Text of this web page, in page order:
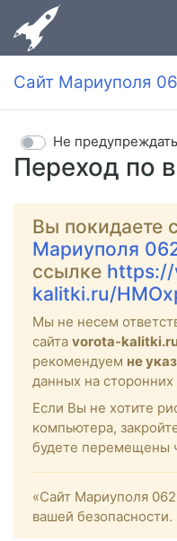
Сайт Мариуполя
Переход по
Не
Вы покидаете
Мариуполя
ссылке
kalitki.ru/
Мы не несем
сайта vorota-
рекомендуем не
данных на сторонних
Если Вы не хотите
компьютера,
будете перемещены
«Сайт Мариуполя
вашей безопасности.